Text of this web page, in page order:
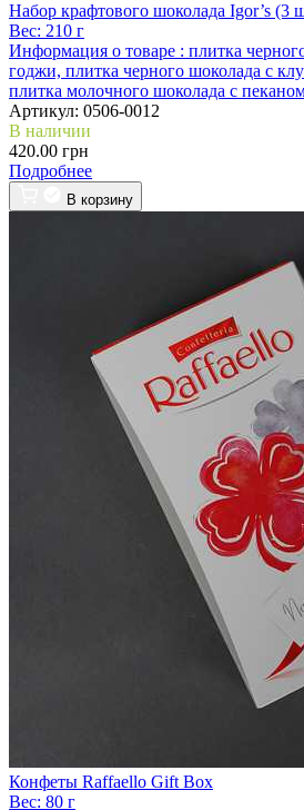
Набор крафтового шоколада Igor’s (3
Вес: 210 г
Информация о товаре : плитка
годжи, плитка черного шоколада с
плитка молочного шоколада с
Артикул: 0506-0012
В наличии
420.00 грн
Подробнее
В корзину
Конфеты Raffaello Gift Box
Вес: 80 г